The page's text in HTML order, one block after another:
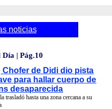
noticias
Día | Pág.10
Chofer de Didi dio pista
para hallar cuerpo de
desaparecida
trasladó hasta una zona cercana a su